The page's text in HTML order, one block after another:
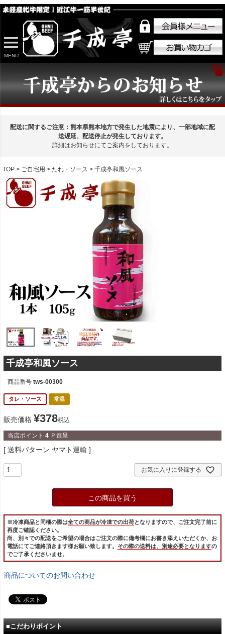
MENU
配送に関するご注意：熊本県熊本地方で発生した地震により、一部地域に配
送遅延、配送停止が発生しております。
詳細はお知らせにてご案内をしております。
TOP ご自宅用 たれ・ソース 千成亭和風ソース
千成亭和風ソース
商品番号 tws-00300
タレ・ソース 常温
販売価格 ¥378税込
当店ポイント 4 Ｐ進呈
送料パターン ヤマト運輸
お気に入りに登録する
この商品を買う
※冷凍商品と同梱の際は全ての商品が冷凍での出荷となりますので、ご注文完了前に
再度ご確認ください。
尚、別々での配送をご希望の場合はご注文の際に備考欄にお書き添えいただくか、お
電話にてご連絡頂きます様お願い致します。 その際の送料は、別途必要となりますの
でご了承くださいませ。
商品についてのお問い合わせ
■こだわりポイント